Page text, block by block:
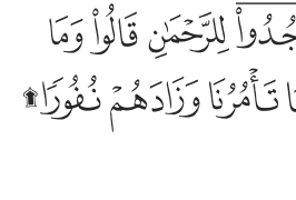
الرحمان انسجد لما تامرنا وزادهم نفورا ۩ ٦٠
ٱلرَّحْمَـٰنُ أَنَسْجُدُ لِمَا تَأْمُرُنَا وَزَادَهُمْ نُفُورًۭا ۩ ٦٠
ﱽﱾﱿ
ﲃﲄﲅﲆ